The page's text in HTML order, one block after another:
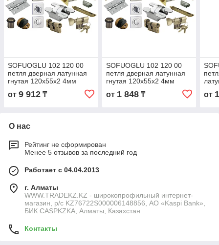
SOFUOGLU 102 120 00
петля дверная латунная
гнутая 120х55х2 4мм
от 9 912 ₸
SOFUOGLU 102 120 00
петля дверная латунная
гнутая 120х55х2 4мм
от 1 848₸ от
О нас
Рейтинг не сформирован
Менее 5 отзывов за последний год
Работает с 04.04.2013
г. Алматы
WWW.TRADEKZ.KZ - широкопрофильный интернет-
магазин, р/с KZ76722S000006148856, АО «Kaspi Bank»,
БИК CASPKZKA, Алматы, Казахстан
Контакты